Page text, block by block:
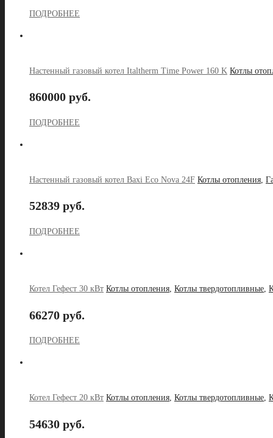
ПОДРОБНЕЕ
Настенный газовый котел Italtherm Time Power 160 K Котлы
860000 руб.
ПОДРОБНЕЕ
Настенный газовый котел Baxi Eco Nova 24F Котлы отопления
52839 руб.
ПОДРОБНЕЕ
Котел Гефест 30 кВт Котлы отопления Котлы твердотопливные
66270 руб.
ПОДРОБНЕЕ
Котел Гефест 20 кВт Котлы отопления, Котлы твердотопливные,
54630 руб.